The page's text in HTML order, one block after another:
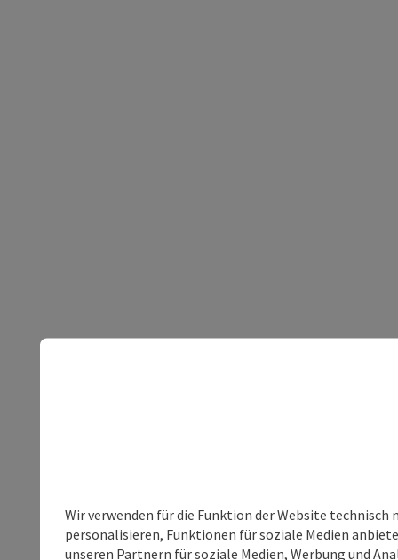
Wir verwenden für die Funktion der Website
personalisieren, Funktionen für soziale Medien
unseren Partnern für soziale Medien, Werbung und